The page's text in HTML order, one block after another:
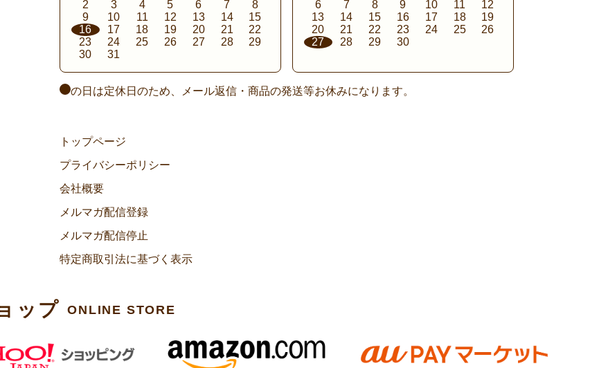
2
3 4 5 6 7
8
9
10 11 12 13 14
15
16
17 18 19 20 21
22
23
24 25 26 27 28
29
30
31
6
7 8 9 10 11
12
13
14 15 16 17 18
19
20
21 22 23 24 25
26
27
28 29 30
の日は定休日のため、メール返信・商品の発送等お休みになります。
トップページ
プライバシーポリシー
会社概要
メルマガ配信登録
メルマガ配信停止
特定商取引法に基づく表示
ップ ONLINE STORE